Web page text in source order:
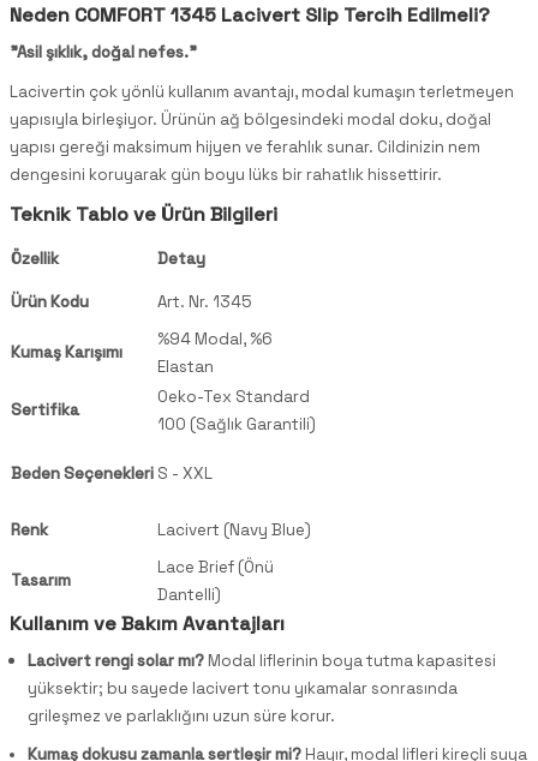
Neden COMFORT 1345 Lacivert Slip Tercih Edilmeli?
"Asil şıklık, doğal nefes."
Lacivertin çok yönlü kullanım avantajı, modal kumaşın terletmeyen
yapısıyla birleşiyor. Ürünün ağ bölgesindeki modal doku, doğal
yapısı gereği maksimum hijyen ve ferahlık sunar. Cildinizin nem
dengesini koruyarak gün boyu lüks bir rahatlık hissettirir.
Teknik Tablo ve Ürün Bilgileri
Özellik Detay
Ürün Kodu Art. Nr. 1345
Kumaş Karışımı
%94 Modal, %6
Elastan
Sertifika
Oeko-Tex Standard
100 (Sağlık Garantili)
Beden Seçenekleri S - XXL
Renk Lacivert (Navy Blue)
Tasarım
Lace Brief (Önü
Dantelli)
Kullanım ve Bakım Avantajları
Lacivert rengi solar mı? Modal liflerinin boya tutma kapasitesi
yüksektir; bu sayede lacivert tonu yıkamalar sonrasında
grileşmez ve parlaklığını uzun süre korur.
Kumaş dokusu zamanla sertleşir mi? Hayır, modal lifleri kireçli suya